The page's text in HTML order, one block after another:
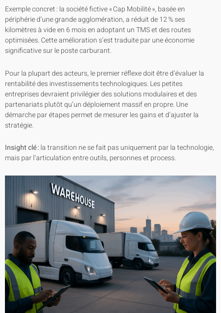
Exemple concret : la société fictive « Cap Mobilité », basée en
périphérie d’une grande agglomération, a réduit de 12 % ses
kilomètres à vide en 6 mois en adoptant un TMS et des routes
optimisées. Cette amélioration s’est traduite par une économie
significative sur le poste carburant.
Pour la plupart des acteurs, le premier réflexe doit être d’évaluer la
rentabilité des investissements technologiques. Les petites
entreprises devraient privilégier des solutions modulaires et des
partenariats plutôt qu’un déploiement massif en propre. Une
démarche par étapes permet de mesurer les gains et d’ajuster la
stratégie.
Insight clé :la transition ne se fait pas uniquement par la technologie,
mais par l’articulation entre outils, personnes et process.